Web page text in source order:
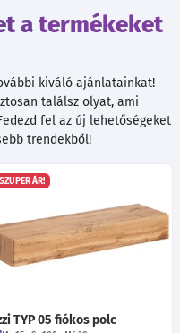
a termékeket
kiváló ajánlatainkat!
találsz olyat, ami
fel az új lehetőségeket
trendekből!
SZUPER ÁR!
TYP 05 fiókos polc